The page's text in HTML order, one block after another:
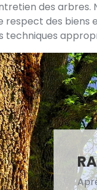
des
respect des
techniques